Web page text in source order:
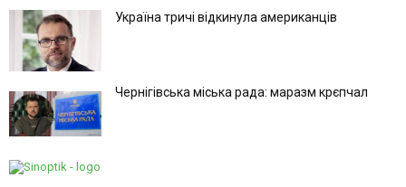
Україна тричі відкинула американців
Чернігівська міська рада: маразм крєпчал